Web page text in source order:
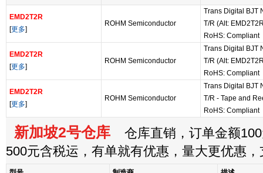
EMD2T2R
[更多]
ROHM Semiconductor
Trans Digital BJT
T/R (Alt:
RoHS: Compliant
EMD2T2R
[更多]
ROHM Semiconductor
Trans Digital BJT
T/R (Alt:
RoHS: Compliant
EMD2T2R
[更多]
ROHM Semiconductor
Trans Digital BJT
T/R - Tape and
RoHS: Compliant
新加坡2号仓库 仓库直销，订单金额
500元含税运，有单就有优惠，量大更优惠